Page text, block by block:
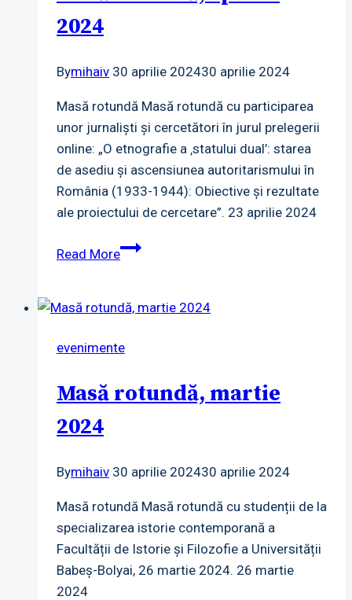
2024
Bymihaiv 30 aprilie 202430 aprilie 2024
Masă rotundă Masă rotundă cu participarea
unor jurnaliști și cercetători în jurul prelegerii
online: „O etnografie a ‚statului dual’: starea
de asediu și ascensiunea autoritarismului în
România (1933-1944): Obiective și rezultate
ale proiectului de cercetare”. 23 aprilie 2024
Read MoreMasă
2024
evenimente
Masă rotundă, martie
2024
Bymihaiv 30 aprilie 202430 aprilie 2024
Masă rotundă Masă rotundă cu studenții de la
specializarea istorie contemporană a
Facultății de Istorie și Filozofie a Universității
Babeș-Bolyai, 26 martie 2024. 26 martie
2024